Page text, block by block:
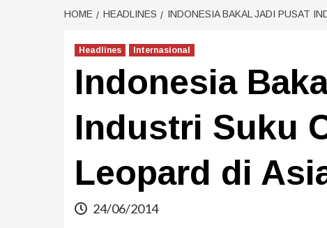
HOME HEADLINES INDONESIA BAKAL JADI PUSAT
Headlines Internasional
Indonesia
Industri Suku
Leopard di
24/06/2014